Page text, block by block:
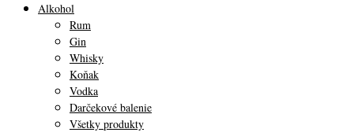
Alkohol
Rum
Gin
Whisky
Koňak
Vodka
Darčekové balenie
Všetky produkty